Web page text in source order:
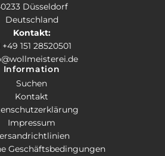
Düsseldorf
Deutschland
Kontakt:
+49 151 28520501
Information
Suchen
Kontakt
Impressum
Geschäftsbedingungen